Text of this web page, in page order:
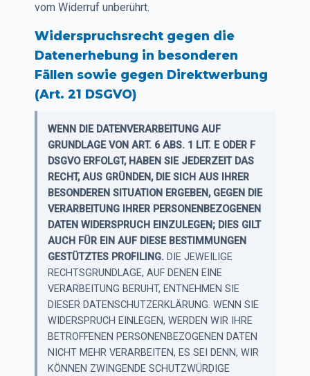
vom Widerruf unberührt.
Widerspruchsrecht gegen die
Datenerhebung in besonderen
Fällen sowie gegen Direktwerbung
(Art. 21 DSGVO)
WENN DIE DATENVERARBEITUNG AUF
GRUNDLAGE VON ART. 6 ABS. 1 LIT. E ODER F
DSGVO ERFOLGT, HABEN SIE JEDERZEIT DAS
RECHT, AUS GRÜNDEN, DIE SICH AUS IHRER
BESONDEREN SITUATION ERGEBEN, GEGEN DIE
VERARBEITUNG IHRER PERSONENBEZOGENEN
DATEN WIDERSPRUCH EINZULEGEN; DIES GILT
AUCH FÜR EIN AUF DIESE BESTIMMUNGEN
GESTÜTZTES PROFILING. DIE JEWEILIGE
RECHTSGRUNDLAGE, AUF DENEN EINE
VERARBEITUNG BERUHT, ENTNEHMEN SIE
DIESER DATENSCHUTZERKLÄRUNG. WENN SIE
WIDERSPRUCH EINLEGEN, WERDEN WIR IHRE
BETROFFENEN PERSONENBEZOGENEN DATEN
NICHT MEHR VERARBEITEN, ES SEI DENN, WIR
KÖNNEN ZWINGENDE SCHUTZWÜRDIGE